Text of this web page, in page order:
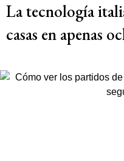
La tecnología
casas en apenas